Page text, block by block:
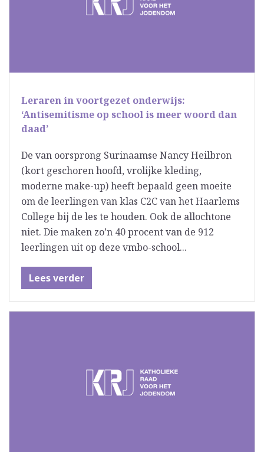
Leraren in voortgezet onderwijs:
‘Antisemitisme op school is meer woord dan
daad’
De van oorsprong Surinaamse Nancy Heilbron
(kort geschoren hoofd, vrolijke kleding,
moderne make-up) heeft bepaald geen moeite
om de leerlingen van klas C2C van het Haarlems
College bij de les te houden. Ook de allochtone
niet. Die maken zo’n 40 procent van de 912
leerlingen uit op deze vmbo-school...
Lees verder